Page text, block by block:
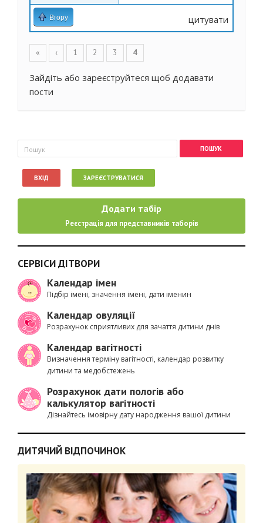
Вгору цитувати
Сторінки
« ‹ 1 2 3 4
Зайдіть або зареєструйтеся щоб додавати
пости
Пошукова форма
Пошук
ВХІД ЗАРЕЄСТРУВАТИСЯ
Додати табір
Реєстрація для представників таборів
СЕРВІСИ ДІТВОРИ
Календар імен
Підбір імені, значення імені, дати іменин
Календар овуляції
Розрахунок сприятливих для зачаття дитини днів
Календар вагітності
Визначення терміну вагітності, календар розвитку
дитини та медобстежень
Розрахунок дати пологів або
калькулятор вагітності
Дізнайтесь імовірну дату народження вашої дитини
ДИТЯЧИЙ ВІДПОЧИНОК